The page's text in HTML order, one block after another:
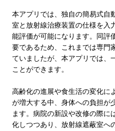
本アプリでは、独自の簡易式自
室と放射線治療装置の仕様を入
能評価が可能になります。同評
要であるため、これまでは専門
ていましたが、本アプリでは、
ことができます。
高齢化の進展や食生活の変化に
が増大する中、身体への負担が
ます。病院の新設や改修の際に
化しつつあり、放射線遮蔽室へ